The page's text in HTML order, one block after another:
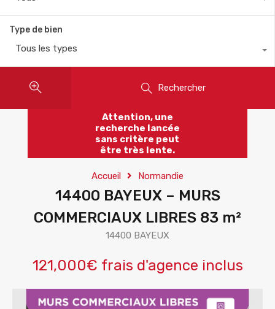
Type de bien
Tous les types
Rechercher
Attention, une
recherche lancée
sans critère peut
être très lente.
Accueil Normandie
14400 BAYEUX – MURS
COMMERCIAUX LIBRES 83 m²
14400 BAYEUX
121,000€ frais d'agence inclus